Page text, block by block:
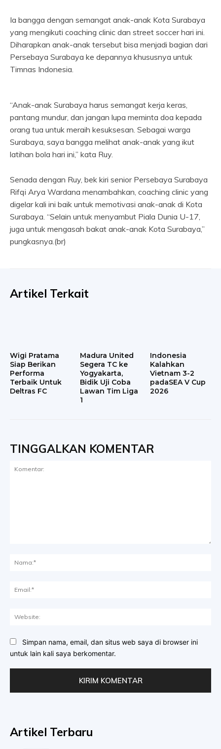
Ia bangga dengan semangat anak-anak Kota Surabaya
yang mengikuti coaching clinic dan street soccer hari ini.
Diharapkan anak-anak tersebut bisa menjadi bagian dari
Persebaya Surabaya ke depannya khususnya untuk
Timnas Indonesia.
“Anak-anak Surabaya harus semangat kerja keras,
pantang mundur, dan jangan lupa meminta doa kepada
orang tua untuk meraih kesuksesan. Sebagai warga
Surabaya, saya bangga melihat anak-anak yang ikut
latihan bola hari ini,” kata Ruy.
Senada dengan Ruy, bek kiri senior Persebaya Surabaya
Rifqi Arya Wardana menambahkan, coaching clinic yang
digelar kali ini baik untuk memotivasi anak-anak di Kota
Surabaya. “Selain untuk menyambut Piala Dunia U-17,
juga untuk mengasah bakat anak-anak Kota Surabaya,”
pungkasnya.(br)
Artikel Terkait
Wigi Pratama
Siap Berikan
Performa
Terbaik Untuk
Deltras FC
Madura United
Segera TC ke
Yogyakarta,
Bidik Uji Coba
Lawan Tim Liga
1
Indonesia
Kalahkan
Vietnam 3-2
padaSEA V Cup
2026
TINGGALKAN KOMENTAR
Simpan nama, email, dan situs web saya di browser ini
untuk lain kali saya berkomentar.
Artikel Terbaru